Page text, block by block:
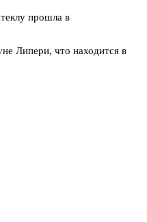
прошла в
Липери, что находится в